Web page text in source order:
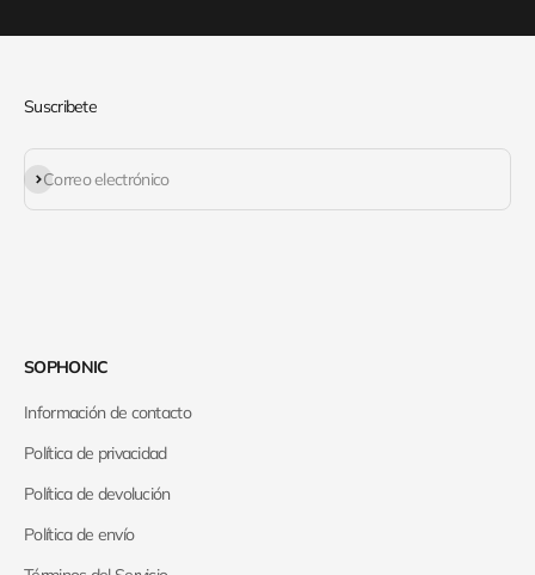
Suscribete
Correo electrónico
Suscribirse
SOPHONIC
Información de contacto
Política de privacidad
Política de devolución
Política de envío